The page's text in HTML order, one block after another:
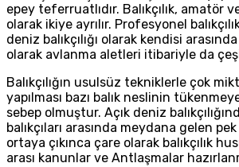
epey teferruatlıdır. Balıkçılık, amatör
olarak ikiye ayrılır. Profesyonel
deniz balıkçılığı olarak kendisi
olarak avlanma aletleri itibariyle da
Balıkçılığın usulsüz tekniklerle çok
yapılması bazı balık neslinin
sebep olmuştur. Açık deniz
balıkçıları arasında meydana gelen
ortaya çıkınca çare olarak balıkçılık
arası kanunlar ve Antlaşmalar